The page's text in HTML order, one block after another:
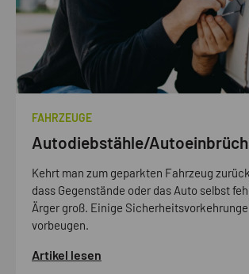
FAHRZEUGE
Autodiebstähle/
Kehrt man zum geparkten Fahrzeug
dass Gegenstände oder das Auto selbst
Ärger groß. Einige
vorbeugen.
Artikel lesen